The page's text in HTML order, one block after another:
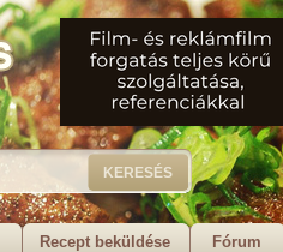
Recept beküldése Fórum